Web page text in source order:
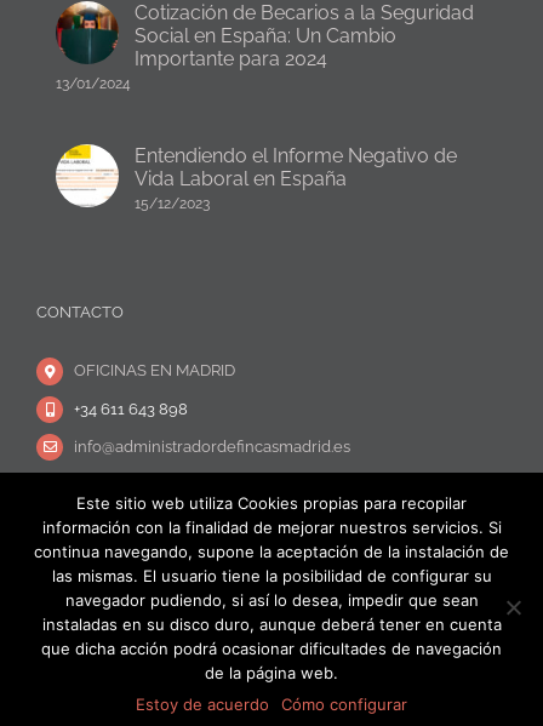
Cotización de Becarios a la Seguridad
Social en España: Un Cambio
Importante para 2024
13/01/2024
Entendiendo el Informe Negativo de
Vida Laboral en España
15/12/2023
CONTACTO
OFICINAS EN MADRID
+34 611 643 898
info@administradordefincasmadrid.es
Copyright © Admigestión Norte |Aviso Legal| Política de privacidad y
Protección de datos
Facebook
Este sitio web utiliza Cookies propias para recopilar
información con la finalidad de mejorar nuestros servicios. Si
continua navegando, supone la aceptación de la instalación de
las mismas. El usuario tiene la posibilidad de configurar su
navegador pudiendo, si así lo desea, impedir que sean
instaladas en su disco duro, aunque deberá tener en cuenta
que dicha acción podrá ocasionar dificultades de navegación
de la página web.
Estoy de acuerdo
Cómo configurar